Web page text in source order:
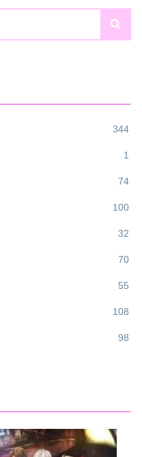
344
1
74
100
32
70
55
108
98